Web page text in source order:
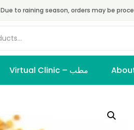
Due to raining season, orders may be
Virtual Clinic – مطب